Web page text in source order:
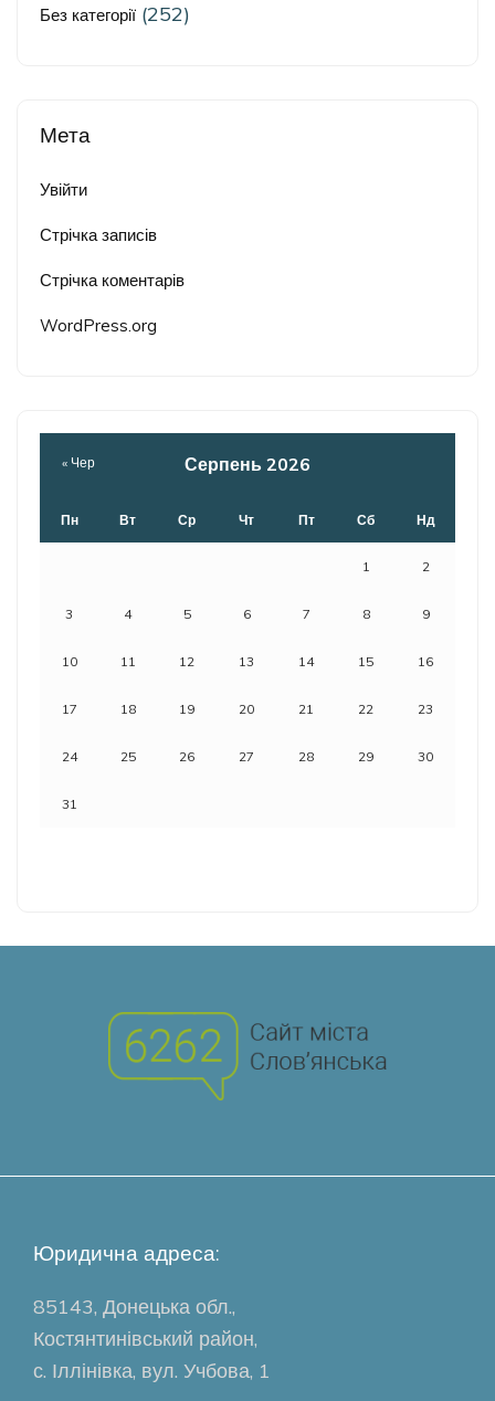
Без категорії (252)
Мета
Увійти
Стрічка записів
Стрічка коментарів
WordPress.org
Серпень 2026
Пн Вт Ср Чт Пт Сб Нд
1 2
3 4 5 6 7 8 9
10 11 12 13 14 15 16
17 18 19 20 21 22 23
24 25 26 27 28 29 30
31
« Чер
Юридична адреса:
85143, Донецька обл.,
Костянтинівський район,
с. Іллінівка, вул. Учбова, 1